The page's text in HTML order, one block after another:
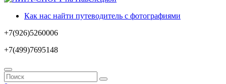
Как нас найти путеводитель с фотографиями
+7(926)5260006
+7(499)7695148